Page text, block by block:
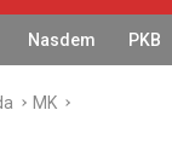
Nasdem PKB
MK